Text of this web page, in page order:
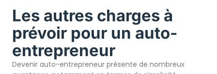
Les autres charges à
prévoir pour un auto-
entrepreneur
Devenir auto-entrepreneur présente de nombreux